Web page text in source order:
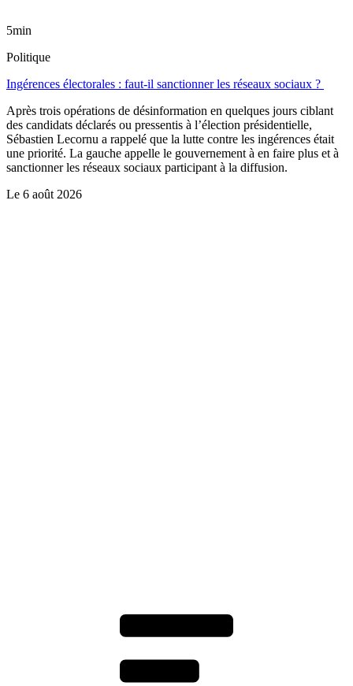
5min
Politique
Ingérences électorales : faut-il sanctionner les réseaux sociaux ?
Après trois opérations de désinformation en quelques jours ciblant
des candidats déclarés ou pressentis à l’élection présidentielle,
Sébastien Lecornu a rappelé que la lutte contre les ingérences était
une priorité. La gauche appelle le gouvernement à en faire plus et à
sanctionner les réseaux sociaux participant à la diffusion.
Le 6 août 2026